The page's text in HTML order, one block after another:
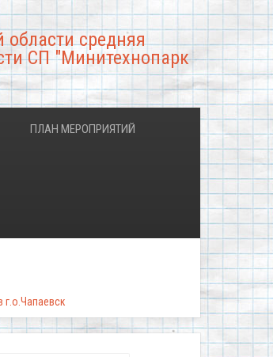
области средняя
СП "Минитехнопарк
ПЛАН МЕРОПРИЯТИЙ
г.о.Чапаевск